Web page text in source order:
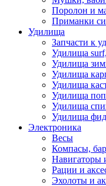
Поролон и
Приманки
Удилища
Запчасти к
Удилища
Удилища
Удилища
Удилища
Удилища
Удилища
Удилища
Электроника
Весы
Компасы,
Навигаторы
Рации и
Эхолоты и